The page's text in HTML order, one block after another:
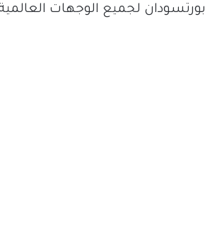
بورتسودان لجميع الوجهات